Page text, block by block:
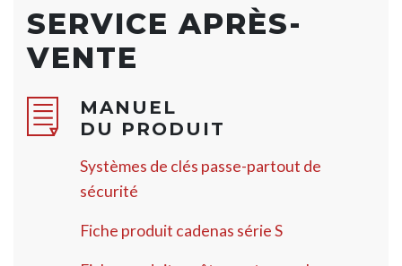
SERVICE APRÈS-
VENTE
MANUEL
DU PRODUIT
Systèmes de clés passe-partout de
sécurité
Fiche produit cadenas série S